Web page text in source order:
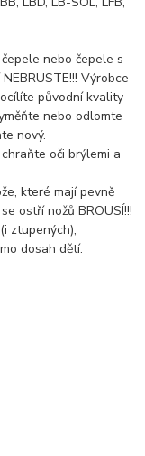
nebo čepele s
Výrobce
původní kvality
nebo odlomte
nový.
oči brýlemi a
které mají pevně
ostří nožů BROUSÍ!!!
ztupených),
dosah dětí.